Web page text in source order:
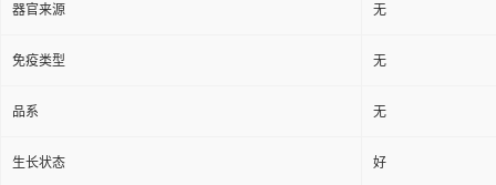
器官来源 无
免疫类型 无
品系 无
生长状态 好